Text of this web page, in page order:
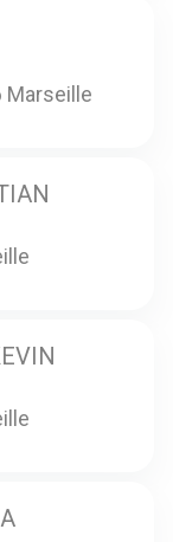
Marseille